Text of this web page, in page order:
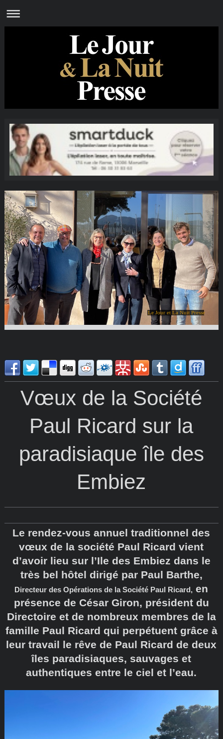
Le Jour et La Nuit Presse
Vœux de la Société
Paul Ricard sur la
paradisiaque île des
Embiez
Le rendez-vous annuel traditionnel des
vœux de la société Paul Ricard vient
d’avoir lieu sur l’Ile des Embiez dans le
très bel hôtel dirigé par Paul Barthe,
Directeur des Opérations de la Société Paul Ricard, en
présence de César Giron, président du
Directoire et de nombreux membres de la
famille Paul Ricard qui perpétuent grâce à
leur travail le rêve de Paul Ricard de deux
îles paradisiaques, sauvages et
authentiques entre le ciel et l’eau.